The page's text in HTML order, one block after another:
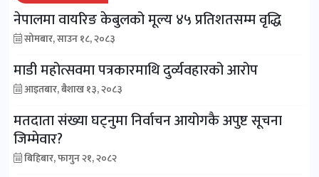
नेपालमा वायरिङ केबुलको मूल्य ४५ प्रतिशतसम्म वृद्धि
सोमबार, साउन १८, २०८३
माडी महोत्सवमा पत्रकारमाथि दुर्व्यवहारको आरोप
आइतबार, बैशाख १३, २०८३
मतदाता संख्या घट्नुमा निर्वाचन आयोगकै अपुष्ट सूचना
जिम्मेवार?
बिहिबार, फागुन २१, २०८२